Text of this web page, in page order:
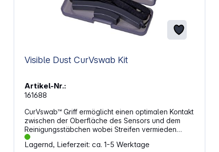
Visible Dust CurVswab Kit
Artikel-Nr.:
161688
CurVswab™ Griff ermöglicht einen optimalen Kontakt
zwischen der Oberfläche des Sensors und dem
Reinigungsstäbchen wobei Streifen vermieden
werden, die durch reguläre
Reinigungsstäbchengriffe entstehen können. Durch
Lagernd, Lieferzeit: ca. 1-5 Werktage